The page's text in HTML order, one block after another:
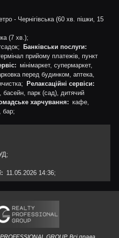
- Чернігівська (60 хв. пішки, 15
(7 хв.);
Банківськи послуги:
прийому платежів, пункт
мінімаркет, супермаркет,
перед будинком, аптека,
Релаксаційні сервіси:
басейн, парк (сад), дитячий
харчування: кафе,
бар;
11.05.2026 14:36;
GROUP. Всі права